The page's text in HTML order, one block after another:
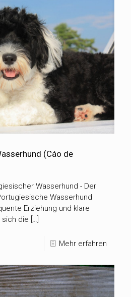
(Cáo de
Wasserhund - Der
Wasserhund
Erziehung und klare
die […]
Mehr erfahren